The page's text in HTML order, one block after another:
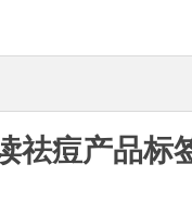
祛痘产品标